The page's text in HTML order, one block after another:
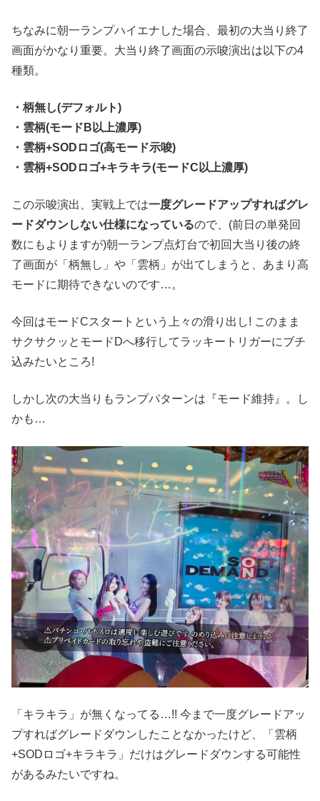
ちなみに朝一ランプハイエナした場合、最初の大当り終了
画面がかなり重要。大当り終了画面の示唆演出は以下の4
種類。
・柄無し(デフォルト)
・雲柄(モードB以上濃厚)
・雲柄+SODロゴ(高モード示唆)
・雲柄+SODロゴ+キラキラ(モードC以上濃厚)
この示唆演出、実戦上では一度グレードアップすればグレ
ードダウンしない仕様になっているので、(前日の単発回
数にもよりますが)朝一ランプ点灯台で初回大当り後の終
了画面が「柄無し」や「雲柄」が出てしまうと、あまり高
モードに期待できないのです…。
今回はモードCスタートという上々の滑り出し! このまま
サクサクッとモードDへ移行してラッキートリガーにブチ
込みたいところ!
しかし次の大当りもランプパターンは『モード維持』。し
かも…
「キラキラ」が無くなってる…!! 今まで一度グレードアッ
プすればグレードダウンしたことなかったけど、「雲柄
+SODロゴ+キラキラ」だけはグレードダウンする可能性
があるみたいですね。